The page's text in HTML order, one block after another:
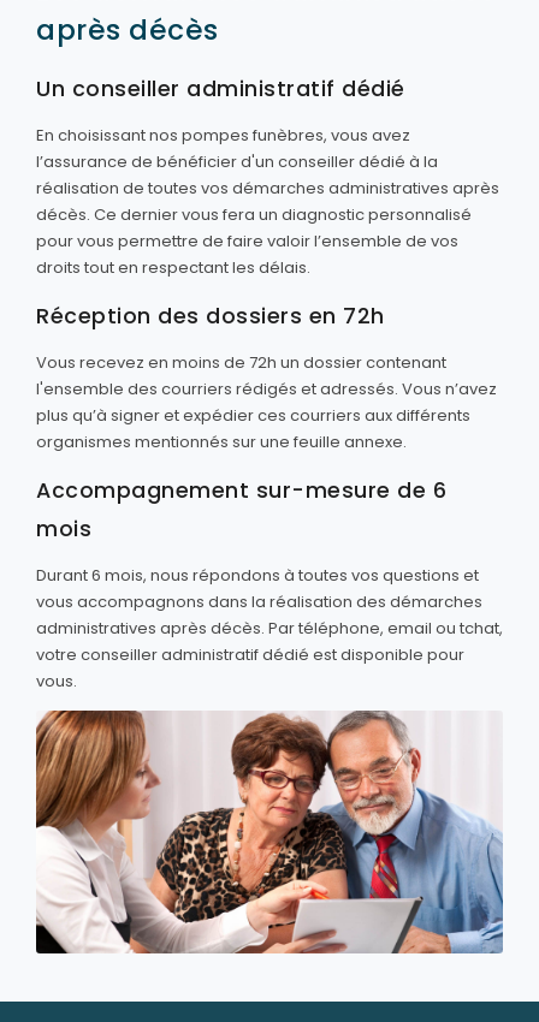
après décès
Un conseiller administratif dédié
En choisissant nos pompes funèbres, vous avez
l’assurance de bénéficier d'un conseiller dédié à la
réalisation de toutes vos démarches administratives après
décès. Ce dernier vous fera un diagnostic personnalisé
pour vous permettre de faire valoir l’ensemble de vos
droits tout en respectant les délais.
Réception des dossiers en 72h
Vous recevez en moins de 72h un dossier contenant
l'ensemble des courriers rédigés et adressés. Vous n’avez
plus qu’à signer et expédier ces courriers aux différents
organismes mentionnés sur une feuille annexe.
Accompagnement sur-mesure de 6
mois
Durant 6 mois, nous répondons à toutes vos questions et
vous accompagnons dans la réalisation des démarches
administratives après décès. Par téléphone, email ou tchat,
votre conseiller administratif dédié est disponible pour
vous.